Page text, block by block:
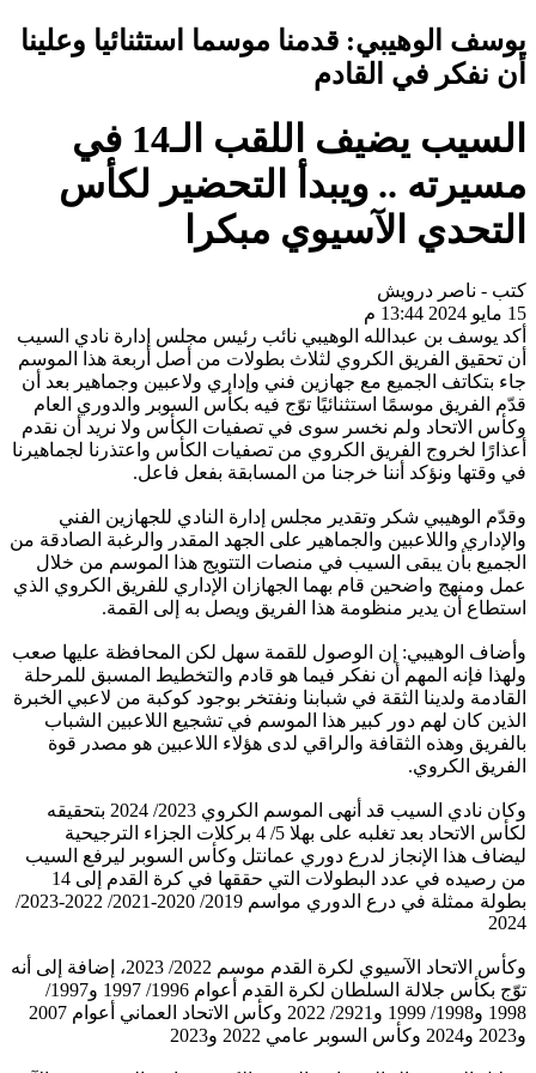
يوسف الوهيبي: قدمنا موسما استثنائيا وعلينا
أن نفكر في القادم
السيب يضيف اللقب الـ14 في
مسيرته .. ويبدأ التحضير لكأس
التحدي الآسيوي مبكرا
كتب - ناصر درويش
15 مايو 2024 13:44 م
أكد يوسف بن عبدالله الوهيبي نائب رئيس مجلس إدارة نادي السيب
أن تحقيق الفريق الكروي لثلاث بطولات من أصل أربعة هذا الموسم
جاء بتكاتف الجميع مع جهازين فني وإداري ولاعبين وجماهير بعد أن
قدّم الفريق موسمًا استثنائيًا توّج فيه بكأس السوبر والدوري العام
وكأس الاتحاد ولم نخسر سوى في تصفيات الكأس ولا نريد أن نقدم
أعذارًا لخروج الفريق الكروي من تصفيات الكأس واعتذرنا لجماهيرنا
في وقتها ونؤكد أننا خرجنا من المسابقة بفعل فاعل.
وقدّم الوهيبي شكر وتقدير مجلس إدارة النادي للجهازين الفني
والإداري واللاعبين والجماهير على الجهد المقدر والرغبة الصادقة من
الجميع بأن يبقى السيب في منصات التتويج هذا الموسم من خلال
عمل ومنهج واضحين قام بهما الجهازان الإداري للفريق الكروي الذي
استطاع أن يدير منظومة هذا الفريق ويصل به إلى القمة.
وأضاف الوهيبي: إن الوصول للقمة سهل لكن المحافظة عليها صعب
ولهذا فإنه المهم أن نفكر فيما هو قادم والتخطيط المسبق للمرحلة
القادمة ولدينا الثقة في شبابنا ونفتخر بوجود كوكبة من لاعبي الخبرة
الذين كان لهم دور كبير هذا الموسم في تشجيع اللاعبين الشباب
بالفريق وهذه الثقافة والراقي لدى هؤلاء اللاعبين هو مصدر قوة
الفريق الكروي.
وكان نادي السيب قد أنهى الموسم الكروي 2023/ 2024 بتحقيقه
لكأس الاتحاد بعد تغلبه على بهلا 5/ 4 بركلات الجزاء الترجيحية
ليضاف هذا الإنجاز لدرع دوري عمانتل وكأس السوبر ليرفع السيب
من رصيده في عدد البطولات التي حققها في كرة القدم إلى 14
بطولة ممثلة في درع الدوري مواسم 2019/ 2020-2021/ 2022-2023/
2024
وكأس الاتحاد الآسيوي لكرة القدم موسم 2022/ 2023، إضافة إلى أنه
توّج بكأس جلالة السلطان لكرة القدم أعوام 1996/ 1997 و1997/
1998 و1998/ 1999 و2921/ 2022 وكأس الاتحاد العماني أعوام 2007
و2023 و2024 وكأس السوبر عامي 2022 و2023